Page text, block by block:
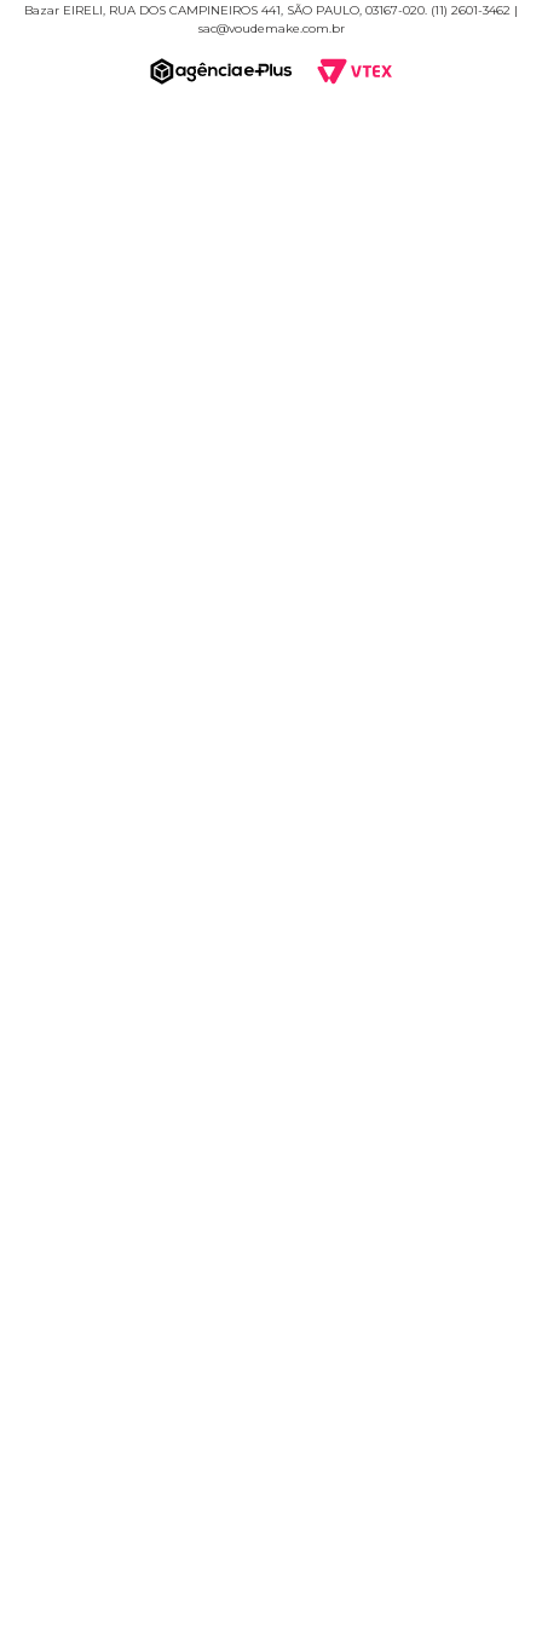
Bazar EIRELI, RUA DOS CAMPINEIROS 441, SÃO PAULO, 03167-020. (11) 2601-3462 |
sac@voudemake.com.br